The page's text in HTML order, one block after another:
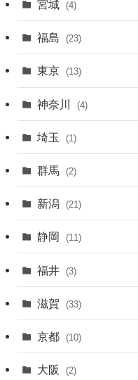
宮城 (4)
福島 (23)
東京 (13)
神奈川 (4)
埼玉 (1)
群馬 (2)
新潟 (21)
静岡 (11)
福井 (3)
滋賀 (33)
京都 (10)
大阪 (2)